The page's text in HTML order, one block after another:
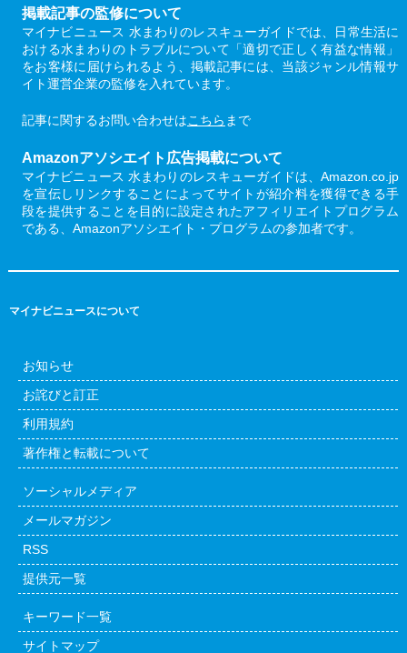
掲載記事の監修について
マイナビニュース 水まわりのレスキューガイドでは、日常生活に
おける水まわりのトラブルについて「適切で正しく有益な情報」
をお客様に届けられるよう、掲載記事には、当該ジャンル情報サ
イト運営企業の監修を入れています。
記事に関するお問い合わせはこちら まで
Amazonアソシエイト広告掲載について
マイナビニュース 水まわりのレスキューガイドは、Amazon.co.jp
を宣伝しリンクすることによってサイトが紹介料を獲得できる手
段を提供することを目的に設定されたアフィリエイトプログラム
である、Amazonアソシエイト・プログラムの参加者です。
マイナビニュースについて
お知らせ
お詫びと訂正
利用規約
著作権と転載について
ソーシャルメディア
メールマガジン
RSS
提供元一覧
キーワード一覧
サイトマップ